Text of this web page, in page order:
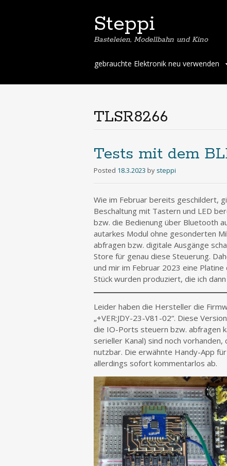
Steppi
Basteleien, Modellbahn und Kino
Skip
content
gebrauchte Elektronik neu verwenden
TLSR8266
Tests mit dem
Posted 18.3.2023 by steppi
Wie im Februar bereits geschildert,
Beschaltung mit Tastern und LED
bzw. die Bedienung über Bluetooth
autarkes Modul ohne gesonderten
abfragen bzw. digitale Ausgänge
Store für genau diese Steuerung.
und mir im Februar 2023 eine
Stück wurden produziert, die ich
Leider haben die Hersteller die
„+VER:JDY-23-V81-02“. Diese
die IO-Ports steuern bzw. abfragen
serieller Kanal) sind noch
nutzbar. Die erwähnte Handy-App
allerdings sofort kommentarlos ab.